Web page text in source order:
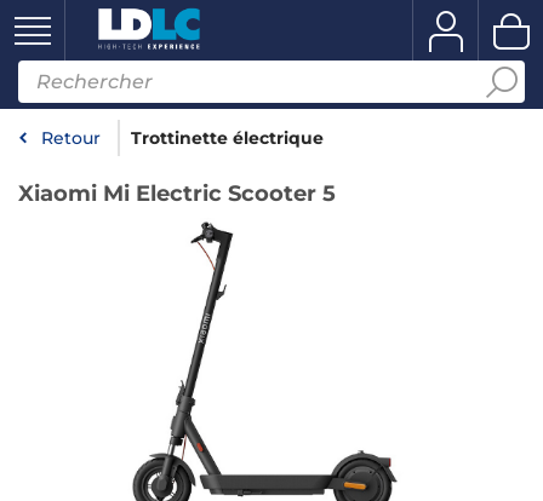
Retour Trottinette électrique
Xiaomi Mi Electric Scooter 5